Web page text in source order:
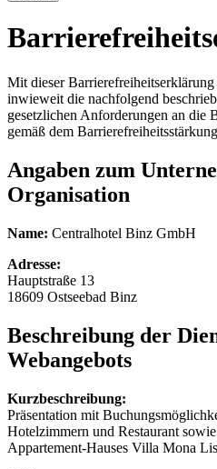
Search
Mit dieser
inwieweit die nachfolgend
gesetzlichen Anforderungen an die
gemäß dem
Angaben zum
Organisation
Name: Centralhotel Binz GmbH
Adresse:
Hauptstraße 13
18609 Ostseebad Binz
Beschreibung der
Webangebots
Kurzbeschreibung:
Präsentation mit
Hotelzimmern und Restaurant
Appartement-Hauses Villa Mona